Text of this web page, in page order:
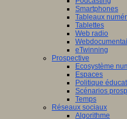
Smartphones
Tableaux
Tablettes
Web radio
eTwinning
Prospective
Ecosystème
Espaces
Politique
Scénarios
Temps
Réseaux sociaux
Algorithme